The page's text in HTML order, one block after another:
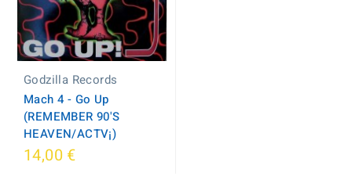
Godzilla Records
Mach 4 - Go Up
(REMEMBER 90'S
HEAVEN/ACTV¡)
14,00 €